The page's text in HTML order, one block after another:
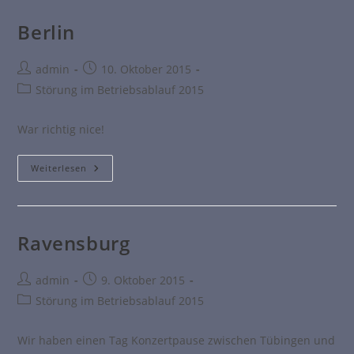
Berlin
admin
10. Oktober 2015
Störung im Betriebsablauf 2015
War richtig nice!
Weiterlesen
Ravensburg
admin
9. Oktober 2015
Störung im Betriebsablauf 2015
Wir haben einen Tag Konzertpause zwischen Tübingen und